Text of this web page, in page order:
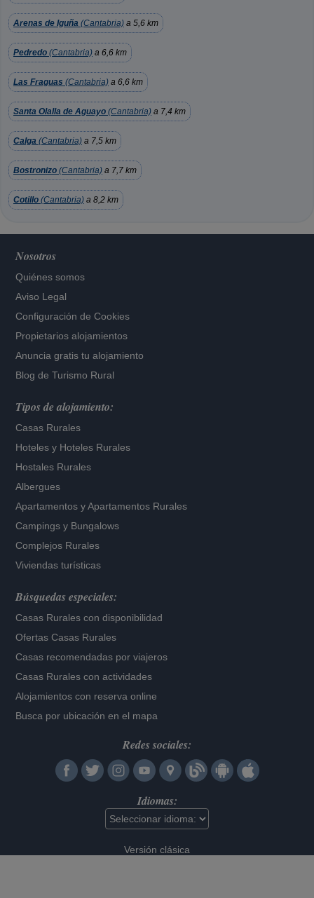
Arenas de Iguña (Cantabria) a 5,6 km
Pedredo (Cantabria) a 6,6 km
Las Fraguas (Cantabria) a 6,6 km
Santa Olalla de Aguayo (Cantabria) a 7,4 km
Calga (Cantabria) a 7,5 km
Bostronizo (Cantabria) a 7,7 km
Cotillo (Cantabria) a 8,2 km
Nosotros
Quiénes somos
Aviso Legal
Configuración de Cookies
Propietarios alojamientos
Anuncia gratis tu alojamiento
Blog de Turismo Rural
Tipos de alojamiento:
Casas Rurales
Hoteles y Hoteles Rurales
Hostales Rurales
Albergues
Apartamentos yApartamentos Rurales
Campings y Bungalows
Complejos Rurales
Viviendas turísticas
Búsquedas especiales:
Casas Rurales con disponibilidad
Ofertas Casas Rurales
Casas recomendadas por viajeros
Casas Rurales con actividades
Alojamientos con reserva online
Busca por ubicación en el mapa
Redes sociales:
Idiomas:
Versión clásica